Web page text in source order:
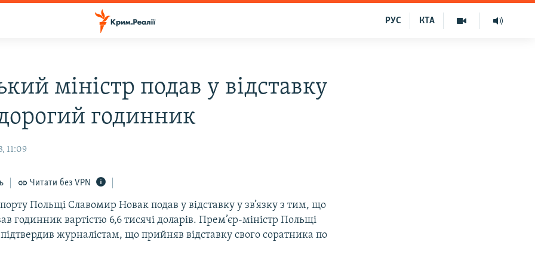
КТА
РУС
міністр подав у відставку
годинник
11:09
Читати без VPN
Польщі Славомир Новак подав у відставку у зв’язку з тим, що
годинник вартістю 6,6 тисячі доларів. Прем’єр-міністр Польщі
журналістам, що прийняв відставку свого соратника по